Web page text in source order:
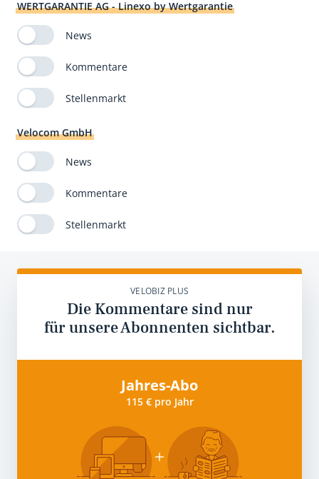
WERTGARANTIE AG - Linexo by Wertgarantie
News
Kommentare
Stellenmarkt
Velocom GmbH
News
Kommentare
Stellenmarkt
VELOBIZ PLUS
Die Kommentare sind nur
für unsere Abonnenten sichtbar.
Jahres-Abo
115 € pro Jahr